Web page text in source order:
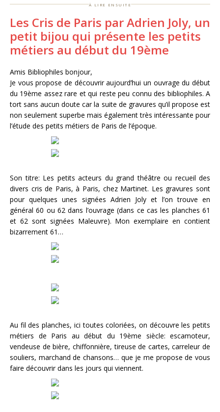
à lire ensuite
Les Cris de Paris par Adrien Joly, un
petit bijou qui présente les petits
métiers au début du 19ème
Amis Bibliophiles bonjour,
Je vous propose de découvrir aujourd’hui un ouvrage du début
du 19ème assez rare et qui reste peu connu des bibliophiles. A
tort sans aucun doute car la suite de gravures qu’il propose est
non seulement superbe mais également très intéressante pour
l’étude des petits métiers de Paris de l’époque.
Son titre: Les petits acteurs du grand théâtre ou recueil des
divers cris de Paris, à Paris, chez Martinet. Les gravures sont
pour quelques unes signées Adrien Joly et l’on trouve en
général 60 ou 62 dans l’ouvrage (dans ce cas les planches 61
et 62 sont signées Maleuvre). Mon exemplaire en contient
bizarrement 61…
Au fil des planches, ici toutes coloriées, on découvre les petits
métiers de Paris au début du 19ème siècle: escamoteur,
vendeuse de bière, chiffonnière, tireuse de cartes, carreleur de
souliers, marchand de chansons… que je me propose de vous
faire découvrir dans les jours qui viennent.